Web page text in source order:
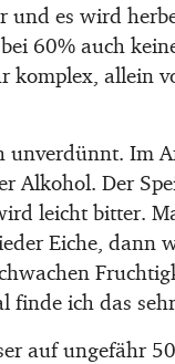
und es wird
60% auch
komplex, allein
unverdünnt. Im
Alkohol. Der
leicht bitter.
Eiche, dann
finde ich das
auf ungefähr